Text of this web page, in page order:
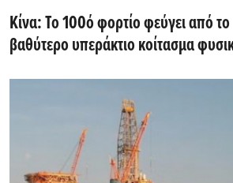
Κίνα: Το 100ό φορτίο φεύγει από
βαθύτερο υπεράκτιο κοίτασμα